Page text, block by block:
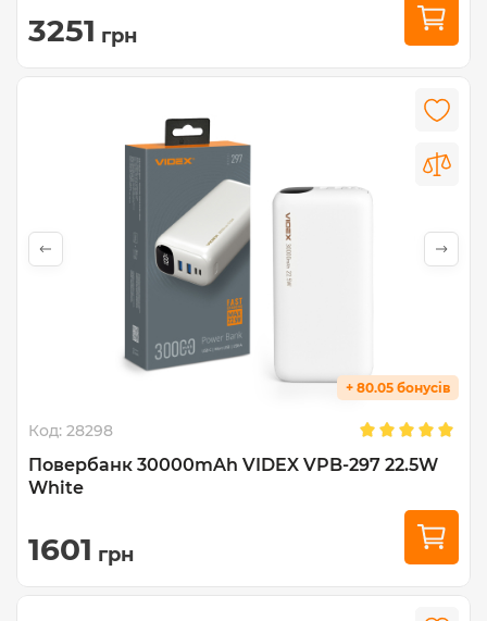
3251 грн
+ 80.05 бонусів
Код: 28298
Повербанк 30000mAh VIDEX VPB-297 22.5W
White
1601 грн